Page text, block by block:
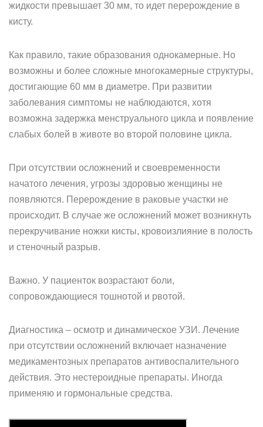
жидкости превышает 30 мм, то идет перерождение в
кисту.
Как правило, такие образования однокамерные. Но
возможны и более сложные многокамерные структуры,
достигающие 60 мм в диаметре. При развитии
заболевания симптомы не наблюдаются, хотя
возможна задержка менструального цикла и появление
слабых болей в животе во второй половине цикла.
При отсутствии осложнений и своевременности
начатого лечения, угрозы здоровью женщины не
появляются. Перерождение в раковые участки не
происходит. В случае же осложнений может возникнуть
перекручивание ножки кисты, кровоизлияние в полость
и стеночный разрыв.
Важно. У пациенток возрастают боли,
сопровождающиеся тошнотой и рвотой.
Диагностика – осмотр и динамическое УЗИ. Лечение
при отсутствии осложнений включает назначение
медикаментозных препаратов антивоспалительного
действия. Это нестероидные препараты. Иногда
применяю и гормональные средства.